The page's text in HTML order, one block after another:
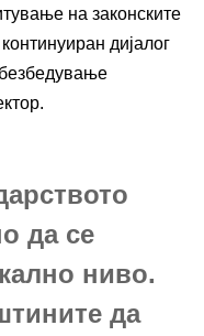
на законските
дијалог
да се
ниво.
да